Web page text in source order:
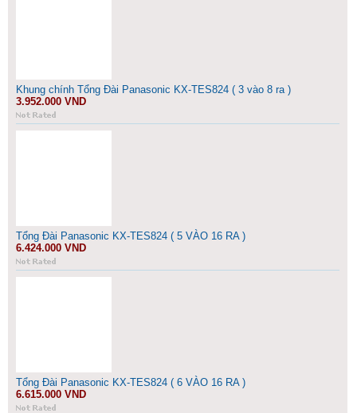
Khung chính Tổng Đài Panasonic KX-TES824 ( 3 vào 8 ra )
3.952.000 VND
Tổng Đài Panasonic KX-TES824 ( 5 VÀO 16 RA )
6.424.000 VND
Tổng Đài Panasonic KX-TES824 ( 6 VÀO 16 RA )
6.615.000 VND